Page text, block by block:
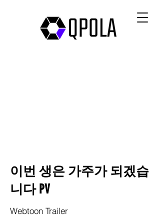
이번 생은 가주가 되겠습
니다 PV
Webtoon Trailer